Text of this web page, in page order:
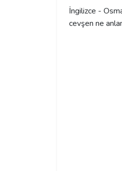
İngilizce -
cevşen ne